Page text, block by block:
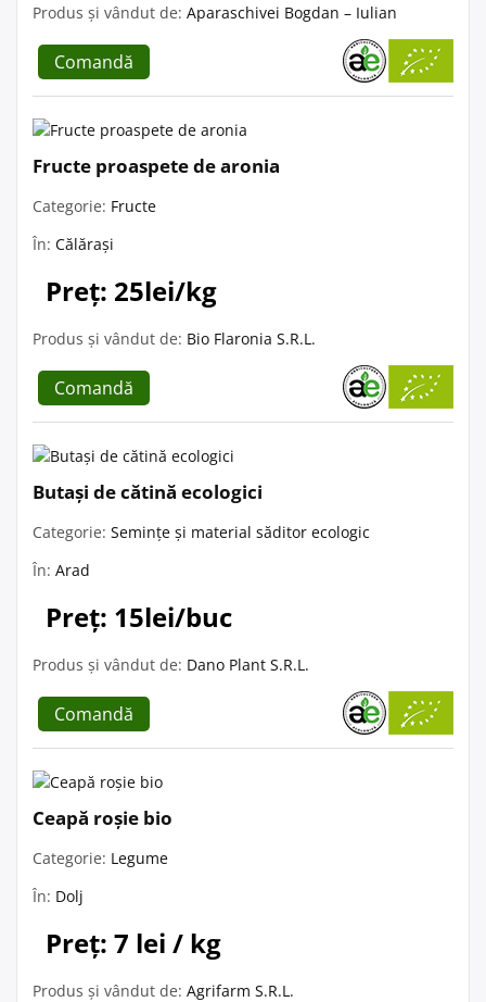
Produs și vândut de: Aparaschivei Bogdan – Iulian
Comandă
Fructe proaspete de aronia
Categorie: Fructe
În: Călărași
Preț: 25lei/kg
Produs și vândut de: Bio Flaronia S.R.L.
Comandă
Butași de cătină ecologici
Categorie: Semințe și material săditor ecologic
În: Arad
Preț: 15lei/buc
Produs și vândut de: Dano Plant S.R.L.
Comandă
Ceapă roșie bio
Categorie: Legume
În: Dolj
Preț: 7 lei / kg
Produs și vândut de: Agrifarm S.R.L.